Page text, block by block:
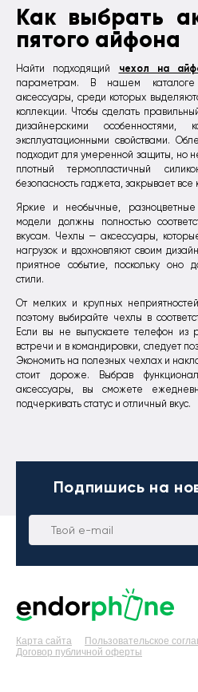
Как выбрать
пятого айфона
Найти подходящий чехол на
параметрам. В нашем
аксессуары, среди которых
коллекции. Чтобы сделать
дизайнерскими особенностями,
эксплуатационными свойствами.
подходит для умеренной защиты, но
плотный термопластичный
безопасность гаджета, закрывает все
Яркие и необычные,
модели должны полностью
вкусам. Чехлы — аксессуары,
нагрузок и вдохновляют своим
приятное событие, поскольку оно
стили.
От мелких и крупных
поэтому выбирайте чехлы в
Если вы не выпускаете телефон из
встречи и в командировки, следует
Экономить на полезных чехлах и
стоит дороже. Выбрав
аксессуары, вы сможете
подчеркивать статус и отличный вкус.
Подпишись на
Карта сайта
Пользовательское
Договор публичной оферты